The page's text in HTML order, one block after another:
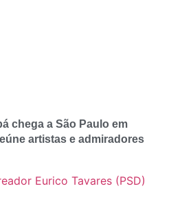
chega a São Paulo em
artistas e admiradores